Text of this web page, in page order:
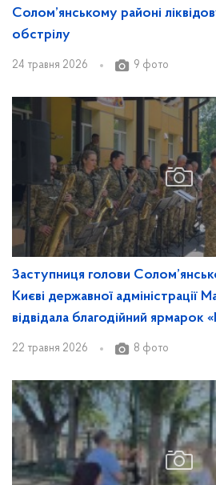
Солом’янському районі
обстрілу
24 травня 2026 9 фото
Заступниця голови
Києві державної адміністрації
відвідала благодійний ярмарок
Україною», який відбувся у
22 травня 2026 8 фото